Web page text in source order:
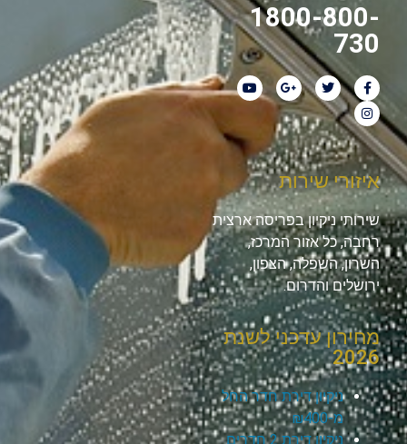
1800-800-
730
איזורי שירות
שירותי ניקיון בפריסה ארצית
רחבה, כל אזור המרכז,
השרון, השפלה, הצפון,
ירושלים והדרום.
מחירון עדכני לשנת
2026
ניקיון דירת חדר החל
מ-₪400
ניקיון דירת 2 חדרים